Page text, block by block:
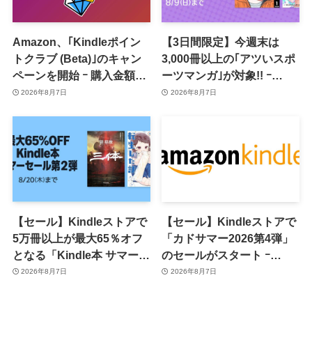
Amazon、｢Kindleポイン
トクラブ (Beta)｣のキャン
ペーンを開始 ｰ 購入金額に
応じて来月のポイント還元
2026年8月7日
【3日間限定】今週末は
3,000冊以上の｢アツいスポ
ーツマンガ｣が対象!! ｰ
｢Amazonマンガ毎週末セ
2026年8月7日
【セール】Kindleストアで
5万冊以上が最大65％オフ
となる「Kindle本 サマーセ
ール第2弾」がスタート
2026年8月7日
【セール】Kindleストアで
「カドサマー2026第4弾」
のセールがスタート ｰ
KADOKAWAのKindle本
2026年8月7日